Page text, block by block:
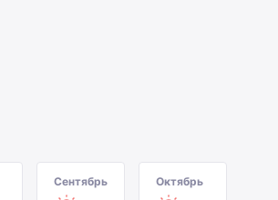
Сентябрь
Октябрь